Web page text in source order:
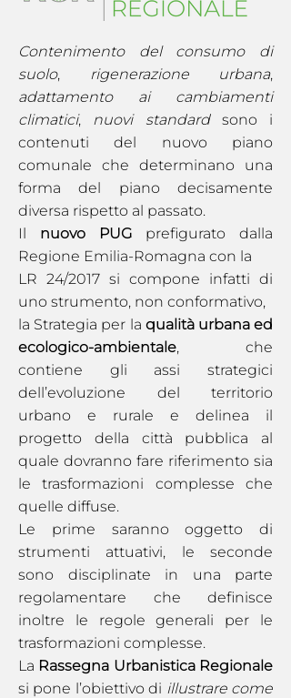
Contenimento del consumo di
suolo, rigenerazione urbana,
adattamento ai cambiamenti
climatici, nuovi standardsono i
contenuti del nuovo piano
comunale che determinano una
forma del piano decisamente
diversa rispetto al passato.
Il nuovo PUG prefigurato dalla
Regione Emilia-Romagna con la
LR 24/2017 si compone infatti di
uno strumento, non conformativo,
la Strategia per la qualità urbana ed
ecologico-ambientale, che
contiene gli assi strategici
dell’evoluzione del territorio
urbano e rurale e delinea il
progetto della città pubblica al
quale dovranno fare riferimento sia
le trasformazioni complesse che
quelle diffuse.
Le prime saranno oggetto di
strumenti attuativi, le seconde
sono disciplinate in una parte
regolamentare che definisce
inoltre le regole generali per le
trasformazioni complesse.
La Rassegna Urbanistica Regionale
si pone l’obiettivo di illustrare come